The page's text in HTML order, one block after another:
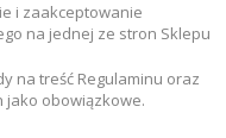
i zaakceptowanie
na jednej ze stron Sklepu
na treść Regulaminu oraz
jako obowiązkowe.